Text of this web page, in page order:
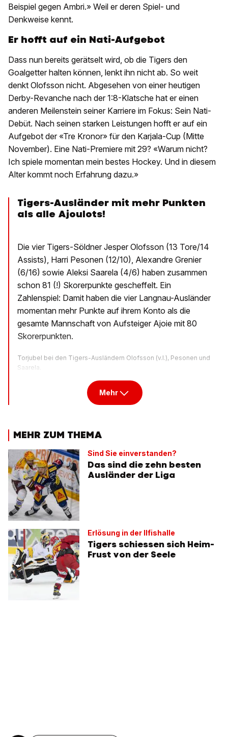
Beispiel gegen Ambri.» Weil er deren Spiel- und
Denkweise kennt.
Er hofft auf ein Nati-Aufgebot
Dass nun bereits gerätselt wird, ob die Tigers den
Goalgetter halten können, lenkt ihn nicht ab. So weit
denkt Olofsson nicht. Abgesehen von einer heutigen
Derby-Revanche nach der 1:8-Klatsche hat er einen
anderen Meilenstein seiner Karriere im Fokus: Sein Nati-
Debüt. Nach seinen starken Leistungen hofft er auf ein
Aufgebot der «Tre Kronor» für den Karjala-Cup (Mitte
November). Eine Nati-Premiere mit 29? «Warum nicht?
Ich spiele momentan mein bestes Hockey. Und in diesem
Alter kommt noch Erfahrung dazu.»
Tigers-Ausländer mit mehr Punkten
als alle Ajoulots!
Die vier Tigers-Söldner Jesper Olofsson (13 Tore/14
Assists), Harri Pesonen (12/10), Alexandre Grenier
(6/16) sowie Aleksi Saarela (4/6) haben zusammen
schon 81 (!) Skorerpunkte gescheffelt. Ein
Zahlenspiel: Damit haben die vier Langnau-Ausländer
momentan mehr Punkte auf ihrem Konto als die
gesamte Mannschaft von Aufsteiger Ajoie mit 80
Skorerpunkten.
Torjubel bei den Tigers-Ausländern Olofsson (v.l.), Pesonen und
Saarela.
Mehr
MEHR ZUM THEMA
Sind Sie einverstanden?
Das sind die zehn besten
Ausländer der Liga
Erlösung in der Ilfishalle
Tigers schiessen sich Heim-
Frust von der Seele